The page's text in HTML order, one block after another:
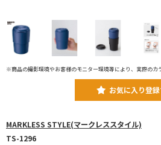
※商品の撮影環境やお客様のモニター環境等により、実際のカ
お気に入り登
MARKLESS STYLE(マークレススタイル)
TS-1296